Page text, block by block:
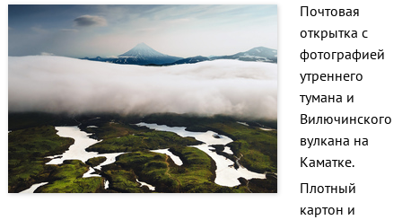
Почтовая
открытка с
фотографией
утреннего
тумана и
Вилючинского
вулкана на
Каматке.
Плотный
картон и